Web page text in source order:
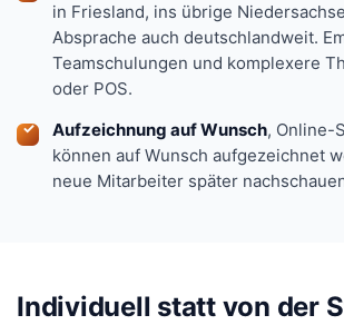
in Friesland, ins übrige
Absprache auch deutschlandweit.
Teamschulungen und komplexere
oder POS.
Aufzeichnung auf Wunsch, Online-
können auf Wunsch aufgezeichnet
neue Mitarbeiter später
Individuell statt von der